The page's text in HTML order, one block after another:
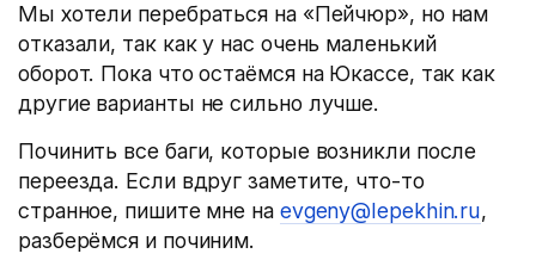
Мы хотели перебраться на «Пейчюр», но нам
отказали, так как у нас очень маленький
оборот. Пока что остаёмся на Юкассе, так как
другие варианты не сильно лучше.
Починить все баги, которые возникли после
переезда. Если вдруг заметите, что-то
странное, пишите мне на evgeny@lepekhin.ru,
разберёмся и починим.